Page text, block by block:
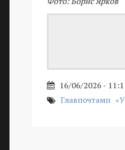
16/06/2026 -
Главпочтамп